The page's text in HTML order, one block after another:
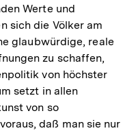
Werte und
sich die Völker am
glaubwürdige, reale
zu schaffen,
von höchster
setzt in allen
von so
daß man sie nur